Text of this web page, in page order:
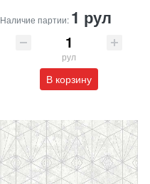
Наличие партии: 1 рул
рул
В корзину